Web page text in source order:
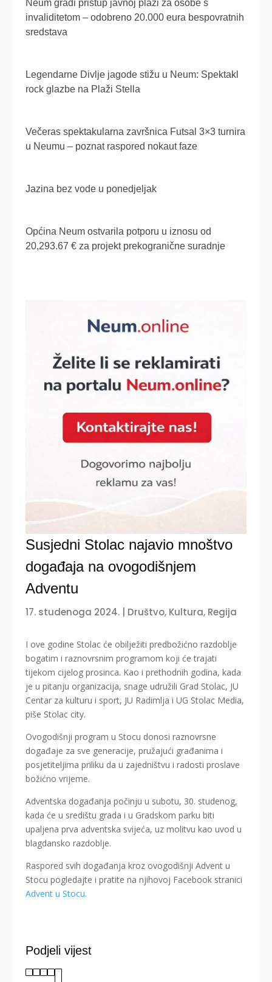
Susjedni Stolac najavio mnoštvo
događaja na ovogodišnjem
Adventu
17. studenoga 2024. Društvo, Kultura, Regija
I ove godine Stolac će obilježiti predbožićno razdoblje
bogatim i raznovrsnim programom koji će trajati
tijekom cijelog prosinca. Kao i prethodnih godina, kada
je u pitanju organizacija, snage udružili Grad Stolac, JU
Centar za kulturu i sport, JU Radimlja i UG Stolac Media,
piše Stolac city.
Ovogodišnji program u Stocu donosi raznovrsne
događaje za sve generacije, pružajući građanima i
posjetiteljima priliku da u zajedništvu i radosti proslave
božićno vrijeme.
Adventska događanja počinju u subotu, 30. studenog,
kada će u središtu grada i u Gradskom parku biti
upaljena prva adventska svijeća, uz molitvu kao uvod u
blagdansko razdoblje.
Raspored svih događanja kroz ovogodišnji Advent u
Stocu pogledajte i pratite na njihovoj Facebook stranici
Advent u Stocu.
Podjeli vijest
Neum gradi pristup javnoj plaži za osobe s
invaliditetom – odobreno 20.000 eura bespovratnih
sredstava
Legendarne Divlje jagode stižu u Neum: Spektakl
rock glazbe na Plaži Stella
Večeras spektakularna završnica Futsal 3×3 turnira
u Neumu – poznat raspored nokaut faze
Jazina bez vode u ponedjeljak
Općina Neum ostvarila potporu u iznosu od
20,293.67 € za projekt prekogranične suradnje